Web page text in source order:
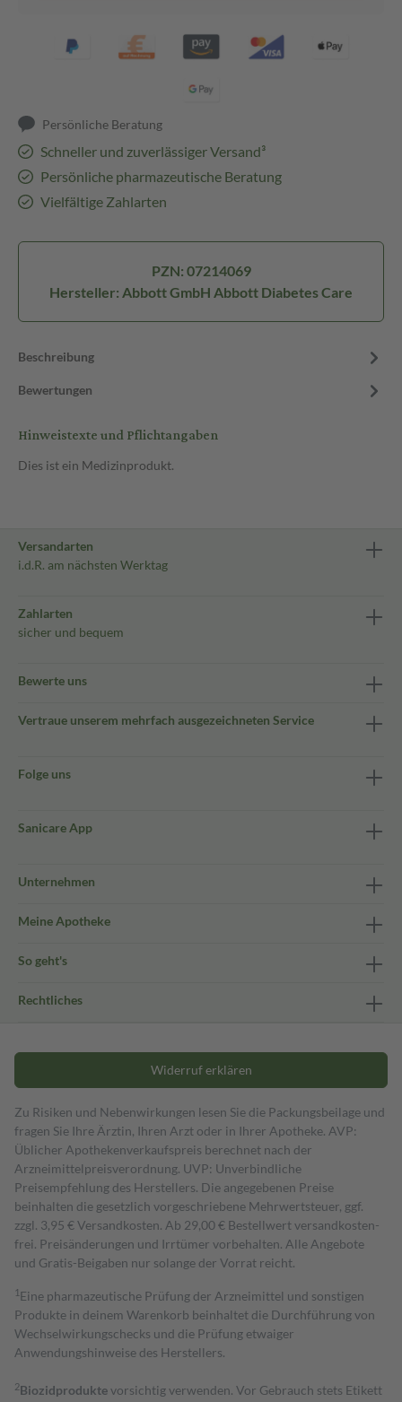
Persönliche Beratung
Schneller und zuverlässiger Versand³
Persönliche pharmazeutische Beratung
Vielfältige Zahlarten
PZN: 07214069
Hersteller: Abbott GmbH Abbott Diabetes Care
Beschreibung
Bewertungen
Hinweistexte und Pflichtangaben
Dies ist ein Medizinprodukt.
Versandarten
i.d.R. am nächsten Werktag
Zahlarten
sicher und bequem
Bewerte uns
Vertraue unserem mehrfach ausgezeichneten Service
Folge uns
Sanicare App
Unternehmen
Meine Apotheke
So geht's
Rechtliches
Widerruf erklären
Zu Risiken und Nebenwirkungen lesen Sie die Packungsbeilage und
fragen Sie Ihre Ärztin, Ihren Arzt oder in Ihrer Apotheke. AVP:
Üblicher Apothekenverkaufspreis berechnet nach der
Arzneimittelpreisverordnung. UVP: Unverbindliche
Preisempfehlung des Herstellers. Die angegebenen Preise
beinhalten die gesetzlich vorgeschriebene Mehrwertsteuer, ggf.
zzgl. 3,95 € Versandkosten. Ab 29,00 € Bestell­wert versand­kosten­
frei. Preisänderungen und Irrtümer vorbehalten. Alle Angebote
und Gratis-Beigaben nur solange der Vorrat reicht.
1 Eine pharmazeutische Prüfung der Arzneimittel und sonstigen
Produkte in deinem Warenkorb beinhaltet die Durchführung von
Wechselwirkungschecks und die Prüfung etwaiger
Anwendungshinweise des Herstellers.
2Biozidproduktevorsichtig verwenden. Vor Gebrauch stets Etikett